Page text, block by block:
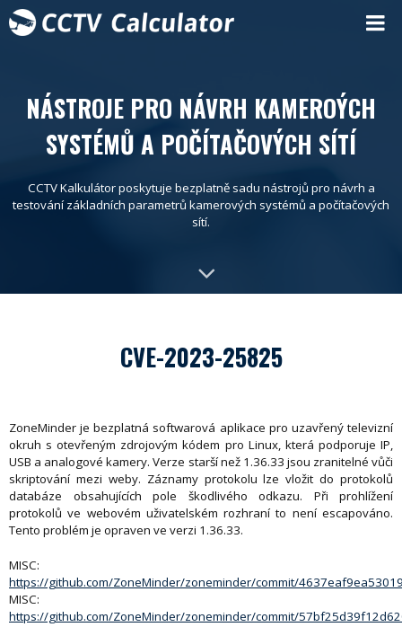
NÁSTROJE PRO NÁVRH KAMEROÝCH
SYSTÉMŮ A POČÍTAČOVÝCH SÍTÍ
CCTV Kalkulátor poskytuje bezplatně sadu nástrojů pro návrh a
testování základních parametrů kamerových systémů a počítačových
sítí.
CVE-2023-25825
ZoneMinder je bezplatná softwarová aplikace pro uzavřený televizní
okruh s otevřeným zdrojovým kódem pro Linux, která podporuje IP,
USB a analogové kamery. Verze starší než 1.36.33 jsou zranitelné vůči
skriptování mezi weby. Záznamy protokolu lze vložit do protokolů
databáze obsahujících pole škodlivého odkazu. Při prohlížení
protokolů ve webovém uživatelském rozhraní to není escapováno.
Tento problém je opraven ve verzi 1.36.33.
MISC:
https://github.com/ZoneMinder/zoneminder/commit/
MISC:
https://github.com/ZoneMinder/zoneminder/commit/